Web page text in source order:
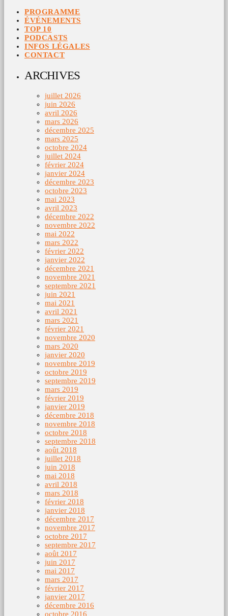
PROGRAMME
ÉVÉNEMENTS
TOP 10
PODCASTS
INFOS LÉGALES
CONTACT
ARCHIVES
juillet 2026
juin 2026
avril 2026
mars 2026
décembre 2025
mars 2025
octobre 2024
juillet 2024
février 2024
janvier 2024
décembre 2023
octobre 2023
mai 2023
avril 2023
décembre 2022
novembre 2022
mai 2022
mars 2022
février 2022
janvier 2022
décembre 2021
novembre 2021
septembre 2021
juin 2021
mai 2021
avril 2021
mars 2021
février 2021
novembre 2020
mars 2020
janvier 2020
novembre 2019
octobre 2019
septembre 2019
mars 2019
février 2019
janvier 2019
décembre 2018
novembre 2018
octobre 2018
septembre 2018
août 2018
juillet 2018
juin 2018
mai 2018
avril 2018
mars 2018
février 2018
janvier 2018
décembre 2017
novembre 2017
octobre 2017
septembre 2017
août 2017
juin 2017
mai 2017
mars 2017
février 2017
janvier 2017
décembre 2016
octobre 2016